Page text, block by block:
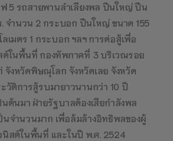
ฟ 5 รถสายพานลำเลียงพล ปืนใหญ่ ปืน
จำนวน 2 กระบอก ปืนใหญ่ ขนาด 155
ลเมตร 1 กระบอก ฯลฯ การต่อสู้เพื่อ
ต์ในพื้นที่ กองทัพภาคที่ 3 บริเวณรอย
จังหวัดพิษณุโลก จังหวัดเลย จังหวัด
วัติการสู้รบมายาวนานกว่า 10 ปี
นต้นมา ฝ่ายรัฐบาลต้องเสียกำลังพล
จำนวนมาก เพื่อล้มล้างอิทธิพลของผู้
สต์ในพื้นที่ และในปี พ.ศ. 2524